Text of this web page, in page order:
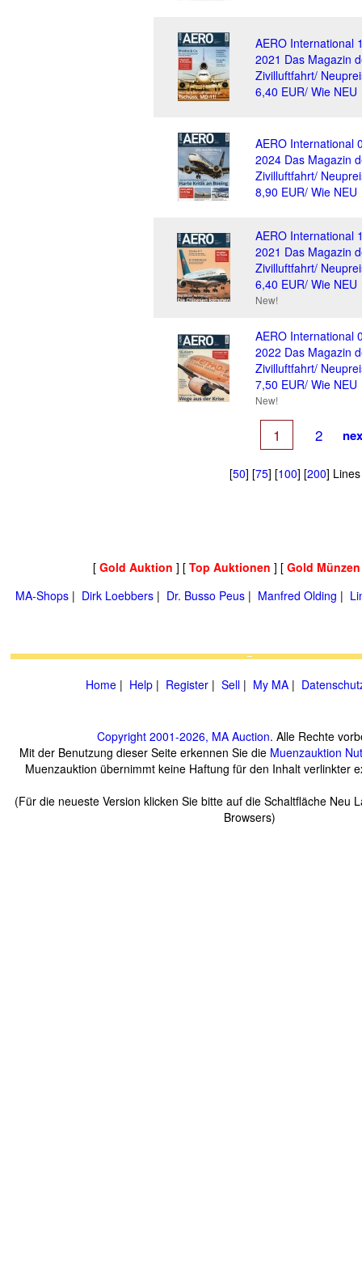
AERO International
2021 Das Magazin
Zivilluftfahrt/
6,40 EUR/ Wie NEU
AERO International
2024 Das Magazin
Zivilluftfahrt/
8,90 EUR/ Wie NEU
AERO International
2021 Das Magazin
Zivilluftfahrt/
6,40 EUR/ Wie NEU
New!
AERO International
2022 Das Magazin
Zivilluftfahrt/
7,50 EUR/ Wie NEU
New!
1 2
[50] [75] [100] [200]
[ Gold Auktion ] [ Top Auktionen ] [ Gold
MA-Shops| Dirk Loebbers| Dr. Busso Peus| Manfred Olding |
Home| Help| Register| Sell| My MA|
Copyright 2001-2026, MA Auction. Alle Rechte
Mit der Benutzung dieser Seite erkennen Sie die Muenzauktion
Muenzauktion übernimmt keine Haftung für den Inhalt verlinkter
(Für die neueste Version klicken Sie bitte auf die Schaltfläche Neu
Browsers)